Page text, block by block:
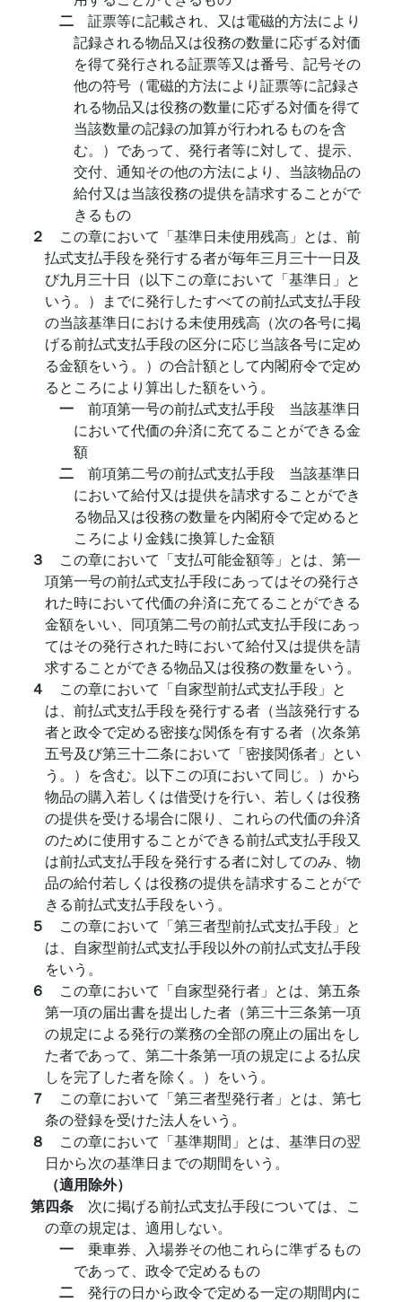
二 証票等に記載され、又は電磁的方法により
記録される物品又は役務の数量に応ずる対価
を得て発行される証票等又は番号、記号その
他の符号（電磁的方法により証票等に記録さ
れる物品又は役務の数量に応ずる対価を得て
当該数量の記録の加算が行われるものを含
む。）であって、発行者等に対して、提示、
交付、通知その他の方法により、当該物品の
給付又は当該役務の提供を請求することがで
きるもの
２ この章において「基準日未使用残高」とは、前
払式支払手段を発行する者が毎年三月三十一日及
び九月三十日（以下この章において「基準日」と
いう。）までに発行したすべての前払式支払手段
の当該基準日における未使用残高（次の各号に掲
げる前払式支払手段の区分に応じ当該各号に定め
る金額をいう。）の合計額として内閣府令で定め
るところにより算出した額をいう。
一 前項第一号の前払式支払手段 当該基準日
において代価の弁済に充てることができる金
額
二 前項第二号の前払式支払手段 当該基準日
において給付又は提供を請求することができ
る物品又は役務の数量を内閣府令で定めると
ころにより金銭に換算した金額
３ この章において「支払可能金額等」とは、第一
項第一号の前払式支払手段にあってはその発行さ
れた時において代価の弁済に充てることができる
金額をいい、同項第二号の前払式支払手段にあっ
てはその発行された時において給付又は提供を請
求することができる物品又は役務の数量をいう。
４ この章において「自家型前払式支払手段」と
は、前払式支払手段を発行する者（当該発行する
者と政令で定める密接な関係を有する者（次条第
五号及び第三十二条において「密接関係者」とい
う。）を含む。以下この項において同じ。）から
物品の購入若しくは借受けを行い、若しくは役務
の提供を受ける場合に限り、これらの代価の弁済
のために使用することができる前払式支払手段又
は前払式支払手段を発行する者に対してのみ、物
品の給付若しくは役務の提供を請求することがで
きる前払式支払手段をいう。
５ この章において「第三者型前払式支払手段」と
は、自家型前払式支払手段以外の前払式支払手段
をいう。
６ この章において「自家型発行者」とは、第五条
第一項の届出書を提出した者（第三十三条第一項
の規定による発行の業務の全部の廃止の届出をし
た者であって、第二十条第一項の規定による払戻
しを完了した者を除く。）をいう。
７ この章において「第三者型発行者」とは、第七
条の登録を受けた法人をいう。
８ この章において「基準期間」とは、基準日の翌
日から次の基準日までの期間をいう。
（適用除外）
第四条 次に掲げる前払式支払手段については、こ
の章の規定は、適用しない。
一 乗車券、入場券その他これらに準ずるもの
であって、政令で定めるもの
二 発行の日から政令で定める一定の期間内に